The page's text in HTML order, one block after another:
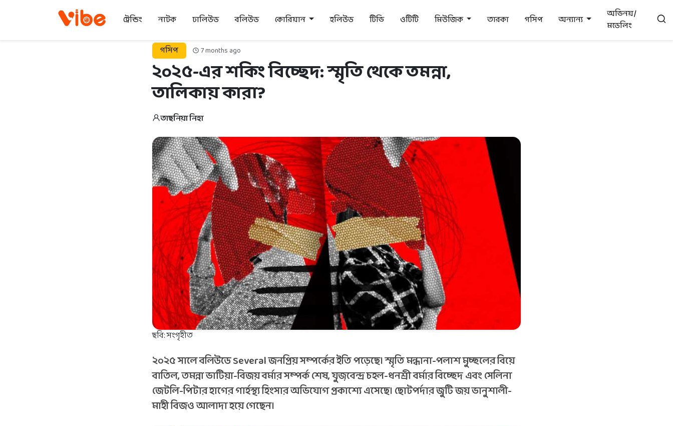
ট্রেন্ডিং নাটক ঢালিউড বলিউড কোরিয়ান হলিউড টিভি ওটিটি মিউজিক তারকা গসিপ অন্যান্য
অভিনয়/
মডেলিং
গসিপ
7 months ago
২০২৫-এর শকিং বিচ্ছেদ: স্মৃতি থেকে তমন্না,
তালিকায় কারা?
তাছনিয়া নিহা
ছবি: সংগৃহীত
২০২৫ সালে বলিউডে Several জনপ্রিয় সম্পর্কের ইতি পড়েছে। স্মৃতি মন্ধানা-পলাশ মুচ্ছলের বিয়ে
বাতিল, তমন্না ভাটিয়া-বিজয় বর্মার সম্পর্ক শেষ, যুজ়বেন্দ্র চহল-ধনশ্রী বর্মার বিচ্ছেদ এবং সেলিনা
জেটলি-পিটার হাগের গার্হস্থ্য হিংসার অভিযোগ প্রকাশ্যে এসেছে। ছোটপর্দার জুটি জয় ভানুশালী-
মাহী বিজও আলাদা হয়ে গেছেন।